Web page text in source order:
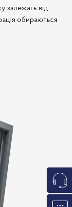
залежать від
обираються